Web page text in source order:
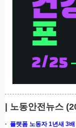
| 노동안전뉴스
· 플랫폼 노동자 1년새 3